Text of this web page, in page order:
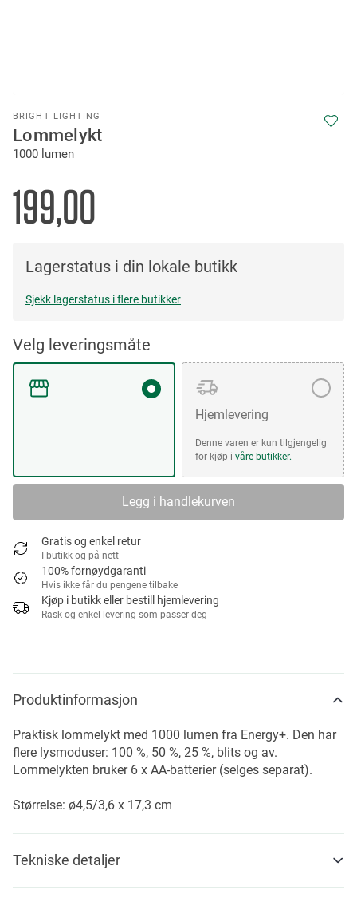
BRIGHT LIGHTING
Lommelykt
1000 lumen
199,00
Lagerstatus i din lokale butikk
Sjekk lagerstatus i flere butikker
Velg leveringsmåte
Hjemlevering
Denne varen er kun tilgjengelig
for kjøp i våre butikker.
Legg i handlekurven
Gratis og enkel retur
I butikk og på nett
100% fornøydgaranti
Hvis ikke får du pengene tilbake
Kjøp i butikk eller bestill hjemlevering
Rask og enkel levering som passer deg
to
the
beginning
the
images
gallery
Produktinformasjon
Praktisk lommelykt med 1000 lumen fra Energy+. Den har
flere lysmoduser: 100 %, 50 %, 25 %, blits og av.
Lommelykten bruker 6 x AA-batterier (selges separat).
Størrelse: ø4,5/3,6 x 17,3 cm
Tekniske detaljer